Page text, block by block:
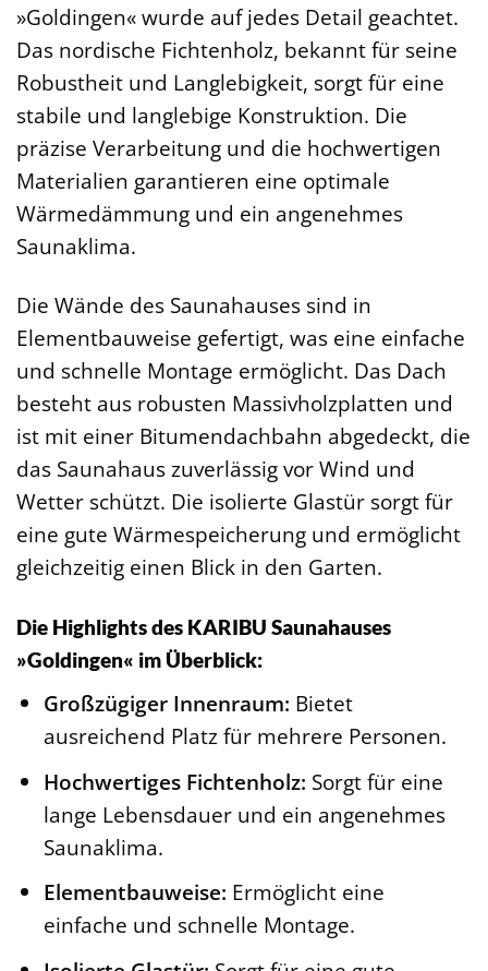
»Goldingen« wurde auf jedes Detail geachtet.
Das nordische Fichtenholz, bekannt für seine
Robustheit und Langlebigkeit, sorgt für eine
stabile und langlebige Konstruktion. Die
präzise Verarbeitung und die hochwertigen
Materialien garantieren eine optimale
Wärmedämmung und ein angenehmes
Saunaklima.
Die Wände des Saunahauses sind in
Elementbauweise gefertigt, was eine einfache
und schnelle Montage ermöglicht. Das Dach
besteht aus robusten Massivholzplatten und
ist mit einer Bitumendachbahn abgedeckt, die
das Saunahaus zuverlässig vor Wind und
Wetter schützt. Die isolierte Glastür sorgt für
eine gute Wärmespeicherung und ermöglicht
gleichzeitig einen Blick in den Garten.
Die Highlights des KARIBU Saunahauses
»Goldingen« im Überblick:
Großzügiger Innenraum: Bietet
ausreichend Platz für mehrere Personen.
Hochwertiges Fichtenholz: Sorgt für eine
lange Lebensdauer und ein angenehmes
Saunaklima.
Elementbauweise: Ermöglicht eine
einfache und schnelle Montage.